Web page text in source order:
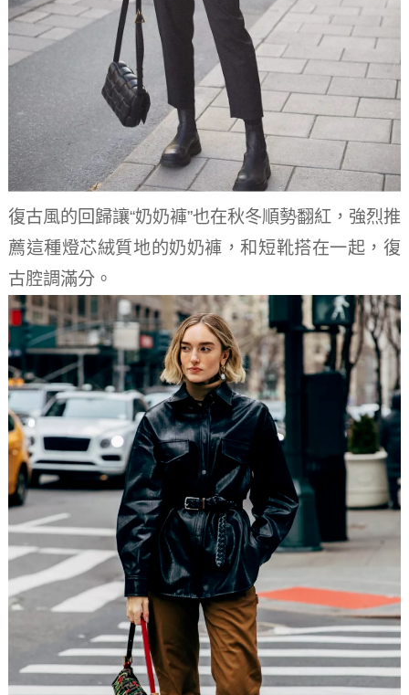
復古風的回歸讓“奶奶褲”也在秋冬順勢翻紅，強烈推
薦這種燈芯絨質地的奶奶褲，和短靴搭在一起，復
古腔調滿分。